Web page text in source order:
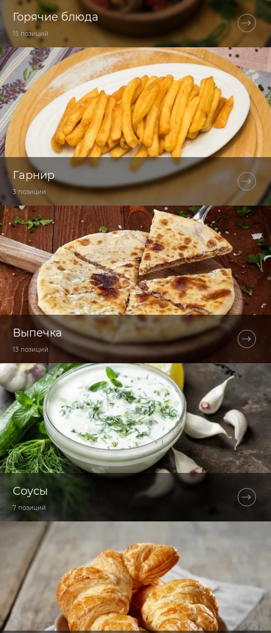
Горячие блюда
15 позиций
Гарнир
3 позиции
Выпечка
13 позиций
Соусы
7 позиций